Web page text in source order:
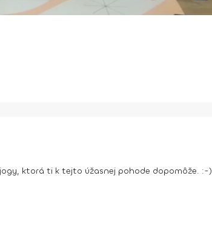
ktorá ti k tejto úžasnej pohode dopomôže. :-)